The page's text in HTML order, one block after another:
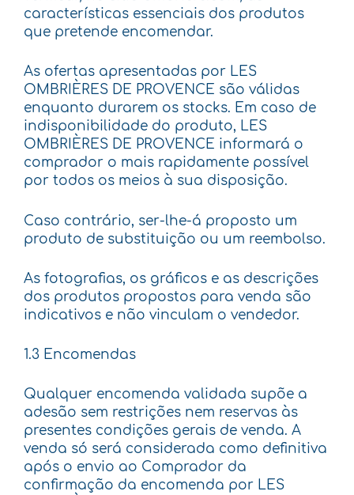
características essenciais dos produtos
que pretende encomendar.
As ofertas apresentadas por LES
OMBRIÈRES DE PROVENCE são válidas
enquanto durarem os stocks. Em caso de
indisponibilidade do produto, LES
OMBRIÈRES DE PROVENCE informará o
comprador o mais rapidamente possível
por todos os meios à sua disposição.
Caso contrário, ser-lhe-á proposto um
produto de substituição ou um reembolso.
As fotografias, os gráficos e as descrições
dos produtos propostos para venda são
indicativos e não vinculam o vendedor.
1.3 Encomendas
Qualquer encomenda validada supõe a
adesão sem restrições nem reservas às
presentes condições gerais de venda. A
venda só será considerada como definitiva
após o envio ao Comprador da
confirmação da encomenda por LES